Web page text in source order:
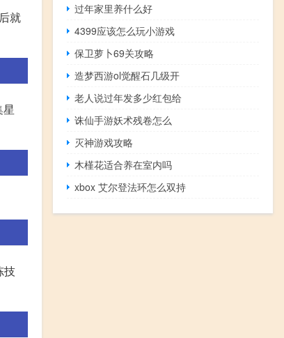
就
技
过年家里养什么好
4399应该怎么玩小游戏
保卫萝卜69关攻略
造梦西游ol觉醒石几级开
老人说过年发多少红包给
诛仙手游妖术残卷怎么
灭神游戏攻略
木槿花适合养在室内吗
xbox 艾尔登法环怎么双持